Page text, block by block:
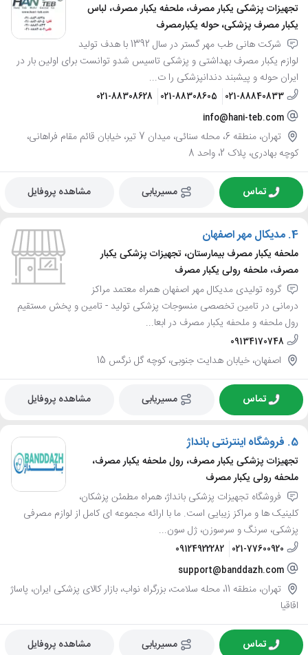
تجهیزات پزشکی یکبار مصرف، ملحفه یکبار مصرف، لباس
یکبار مصرف پزشکی، حوله یکبارمصرف
شرکت هانی طب مهر گستر در سال 1392 با هدف تولید
لوازم یکبار مصرف بهداشتی و پزشکی تاسیس شدو توانست برای اولین بار در
ایران حوله و پیشبند دندانپزشکی را ت...
021-88840833
021-88308605
021-88308628
info@hani-teb.com
تهران، منطقه 6، محله سنائی، میدان 7 تیر، خیابان قائم مقام فراهانی،
کوچه بهادری، پلاک 2، واحد 8
تماس مسیریابی مشاهده پروفایل
4. مدیکال مهر اصفهان
ملحفه یکبار مصرف بیمارستان، تجهیزات پزشکی یکبار
مصرف، ملحفه رولی یکبار مصرف
گروه تولیدی مدیکال مهر اصفهان همراه معتمد مراکز
درمانی در تامین تخصصی منسوجات پزشکی تولید - تامین و پخش مستقیم
رول ملحفه و ملحفه یکبار مصرف در ابعا...
09134170748
اصفهان، خیابان هدایت جنوبی، کوچه گل نرگس 15
تماس مسیریابی مشاهده پروفایل
5. فروشگاه اینترنتی بانداژ
تجهیزات پزشکی یکبار مصرف، رول ملحفه یکبار مصرف،
ملحفه رولی یکبار مصرف
فروشگاه تجهیزات پزشکی بانداژ، همراه مطمئن پزشکان،
کلینیک ها و مراکز زیبایی است. ما با ارائه مجموعه ای کامل از لوازم مصرفی
پزشکی، سرنگ و سرسوزن، ژل سون...
021-77600920
09124922282
support@banddazh.com
تهران، منطقه 11، محله سلامت، بزرگراه نواب، بازار کالای پزشکی ایران، پاساژ
اقاقیا
تماس مسیریابی مشاهده پروفایل